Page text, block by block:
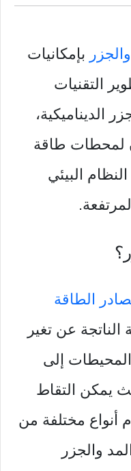
بإمكانيات
التقنيات
الديناميكية،
لمحطات طاقة
البيئي
الطاقة
عن تغير
المحيطات إلى
يمكن التقاط
أنواع مختلفة من
والجزر